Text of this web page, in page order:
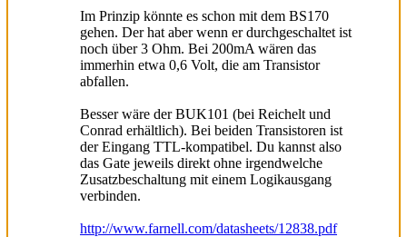
Im Prinzip könnte es schon mit dem BS170
gehen. Der hat aber wenn er durchgeschaltet ist
noch über 3 Ohm. Bei 200mA wären das
immerhin etwa 0,6 Volt, die am Transistor
abfallen.
Besser wäre der BUK101 (bei Reichelt und
Conrad erhältlich). Bei beiden Transistoren ist
der Eingang TTL-kompatibel. Du kannst also
das Gate jeweils direkt ohne irgendwelche
Zusatzbeschaltung mit einem Logikausgang
verbinden.
http://www.farnell.com/datasheets/12838.pdf